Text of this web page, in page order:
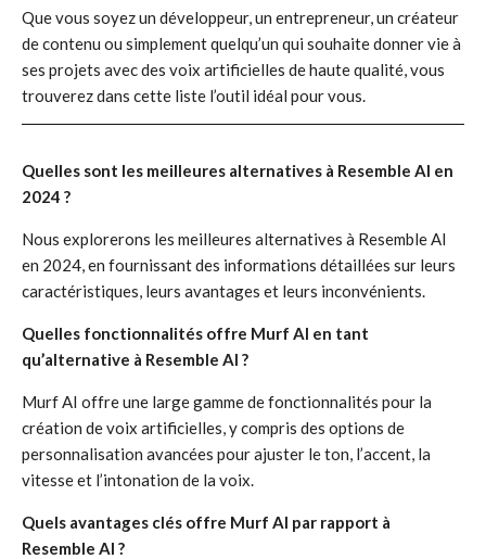
Que vous soyez un développeur, un entrepreneur, un créateur
de contenu ou simplement quelqu’un qui souhaite donner vie à
ses projets avec des voix artificielles de haute qualité, vous
trouverez dans cette liste l’outil idéal pour vous.
Quelles sont les meilleures alternatives à Resemble AI en
2024 ?
Nous explorerons les meilleures alternatives à Resemble AI
en 2024, en fournissant des informations détaillées sur leurs
caractéristiques, leurs avantages et leurs inconvénients.
Quelles fonctionnalités offre Murf AI en tant
qu’alternative à Resemble AI ?
Murf AI offre une large gamme de fonctionnalités pour la
création de voix artificielles, y compris des options de
personnalisation avancées pour ajuster le ton, l’accent, la
vitesse et l’intonation de la voix.
Quels avantages clés offre Murf AI par rapport à
Resemble AI ?